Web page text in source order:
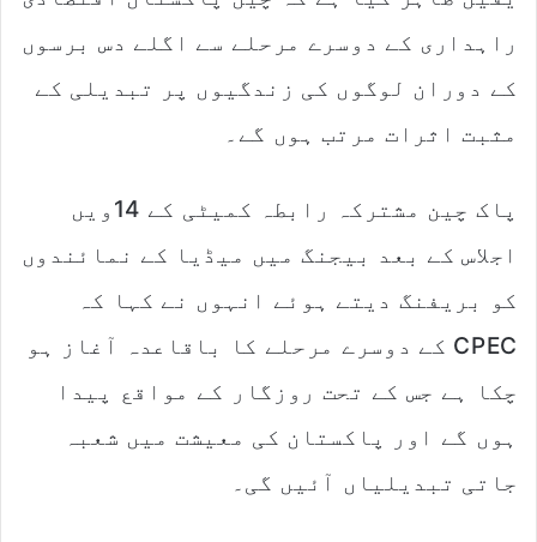
e
i
راہداری کے دوسرے مرحلے سے اگلے دس برسوں
کے دوران لوگوں کی زندگیوں پر تبدیلی کے
مثبت اثرات مرتب ہوں گے۔
پاک چین مشترکہ رابطہ کمیٹی کے 14ویں
اجلاس کے بعد بیجنگ میں میڈیا کے نمائندوں
کو بریفنگ دیتے ہوئے انہوں نے کہا کہ
CPEC کے دوسرے مرحلے کا باقاعدہ آغاز ہو
چکا ہے جس کے تحت روزگار کے مواقع پیدا
ہوں گے اور پاکستان کی معیشت میں شعبہ
جاتی تبدیلیاں آئیں گی۔